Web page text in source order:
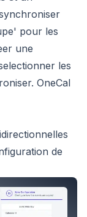
pour les
une
les
OneCal
de